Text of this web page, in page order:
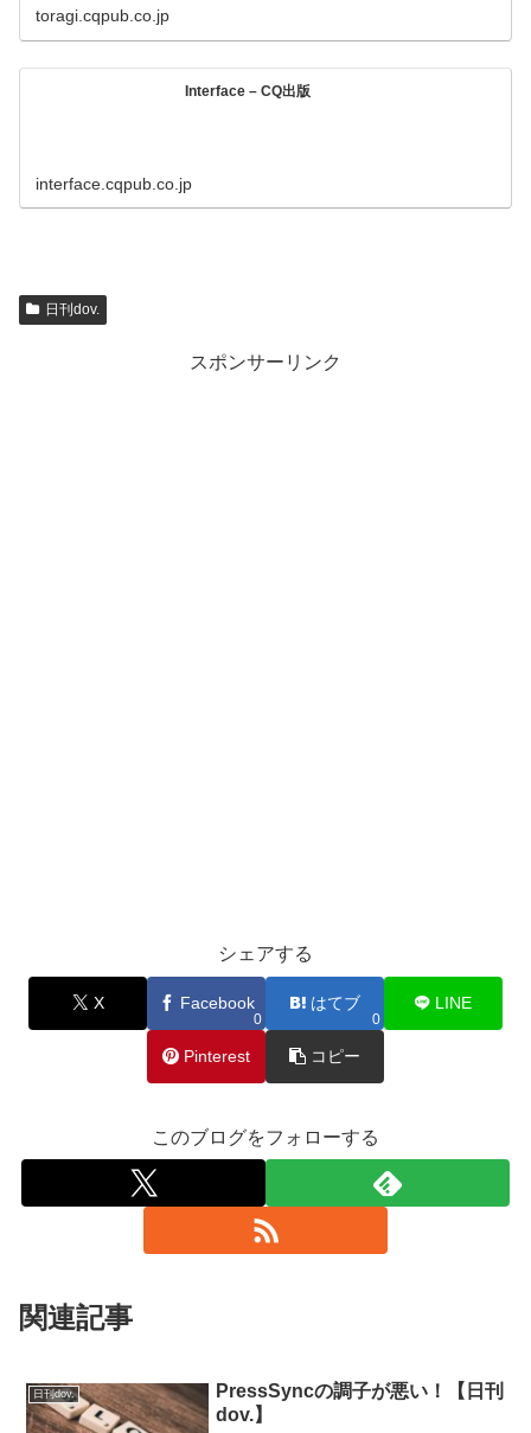
toragi.cqpub.co.jp
Interface – CQ出版
interface.cqpub.co.jp
日刊dov.
スポンサーリンク
シェアする
X Facebook
0
はてブ
0
LINE
Pinterest コピー
このブログをフォローする
関連記事
日刊dov.
PressSyncの調子が悪い！【日刊
dov.】